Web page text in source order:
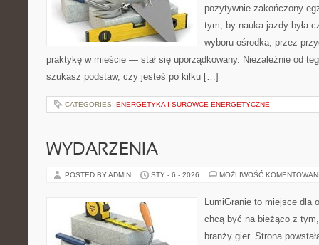
pozytywnie zakończony
tym, by nauka jazdy była
wyboru ośrodka, przez
praktykę w mieście — stał się uporządkowany. Niezależnie od
szukasz podstaw, czy jesteś po kilku […]
CATEGORIES: ENERGETYKA I SUROWCE ENERGETYCZNE
WYDARZENIA
POSTED BY ADMIN STY - 6 - 2026 MOŻLIWOŚĆ
LumiGranie to miejsce dla
chcą być na bieżąco z
branży gier. Strona